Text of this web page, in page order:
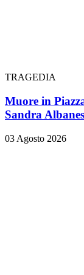
TRAGEDIA
Muore in
Sandra
03 Agosto 2026